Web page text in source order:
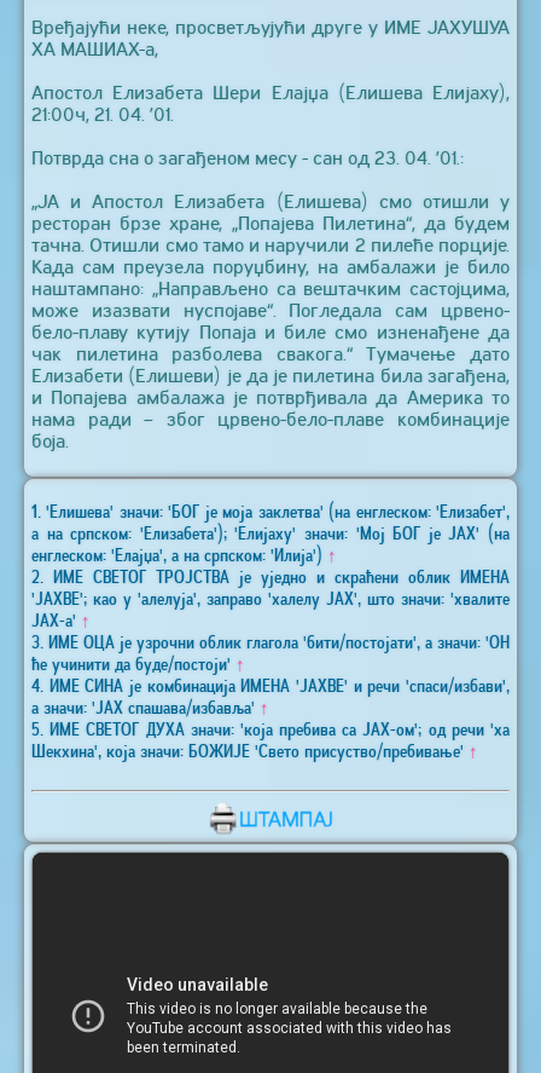
Вређајући неке, просветљујући друге у ИМЕ ЈАХУШУА
ХА МАШИАХ-а,
Апостол Елизабета Шери Елајџа (Елишева Елијаху),
21:00ч, 21. 04. ’01.
Потврда сна о загађеном месу - сан од 23. 04. ’01.:
„ЈА и Апостол Елизабета (Елишева) смо отишли у
ресторан брзе хране, „Попајева Пилетина“, да будем
тачна. Отишли смо тамо и наручили 2 пилеће порције.
Када сам преузела поруџбину, на амбалажи је било
наштампано: „Направљено са вештачким састојцима,
може изазвати нуспојаве“. Погледала сам црвено-
бело-плаву кутију Попаја и биле смо изненађене да
чак пилетина разболева свакога.“ Тумачење дато
Елизабети (Елишеви) је да је пилетина била загађена,
и Попајева амбалажа је потврђивала да Америка то
нама ради – због црвено-бело-плаве комбинације
боја.
1. 'Елишева' значи: 'БОГ је моја заклетва' (на енглеском: 'Елизабет',
а на српском: 'Елизабета'); 'Елијаху' значи: 'Мој БОГ је ЈАХ' (на
енглеском: 'Елајџа', а на српском: 'Илија') ↑
2. ИМЕ СВЕТОГ ТРОЈСТВА је уједно и скраћени облик ИМЕНА
'ЈАХВЕ'; као у 'алелуја', заправо 'халелу ЈАХ', што значи: 'хвалите
ЈАХ-а' ↑
3. ИМЕ ОЦА је узрочни облик глагола 'бити/постојати', а значи: 'ОН
ће учинити да буде/постоји' ↑
4. ИМЕ СИНА је комбинација ИМЕНА 'ЈАХВЕ' и речи 'спаси/избави',
а значи: 'ЈАХ спашава/избавља' ↑
5. ИМЕ СВЕТОГ ДУХА значи: 'која пребива са ЈАХ-ом'; од речи 'ха
Шекхина', која значи: БОЖИЈЕ 'Свето присуство/пребивање' ↑